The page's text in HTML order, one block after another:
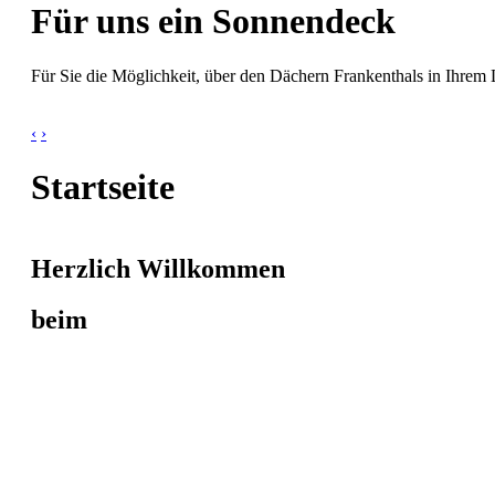
Für uns ein Sonnendeck
Für Sie die Möglichkeit, über den Dächern Frankenthals in Ihrem
‹ ›
Startseite
Herzlich Willkommen
beim